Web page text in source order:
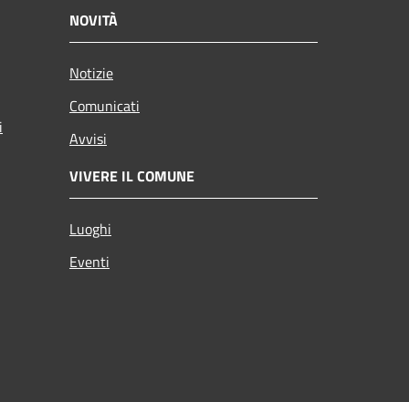
NOVITÀ
Notizie
Comunicati
Avvisi
VIVERE IL COMUNE
Luoghi
Eventi